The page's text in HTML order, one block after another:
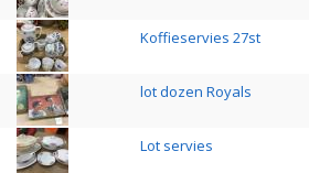
Koffieservies 27st
lot dozen Royals
Lot servies